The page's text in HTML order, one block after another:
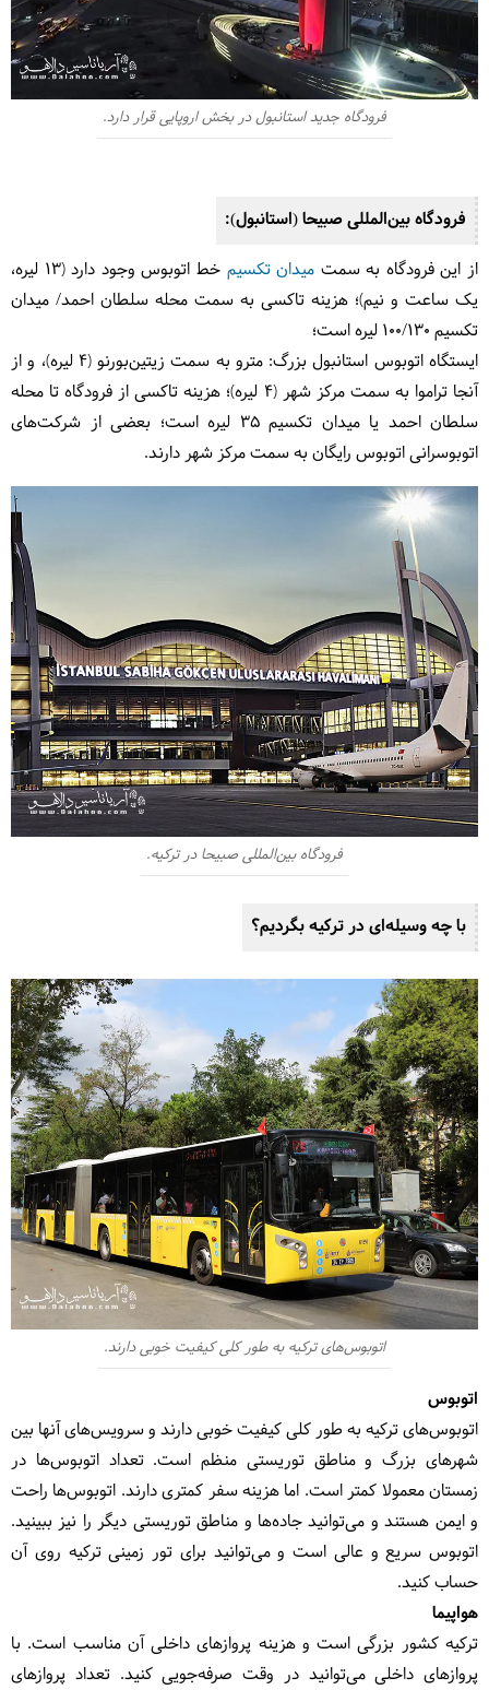
فرودگاه جدید استانبول در بخش اروپایی قرار دارد.
فرودگاه بین‌المللی صبیحا (استانبول):
از این فرودگاه به سمت میدان تکسیم
خط اتوبوس وجود دارد (13 لیره،
یک ساعت و نیم)؛ هزینه تاکسی به سمت محله سلطان احمد/ میدان
تکسیم 100/130 لیره است؛
ایستگاه اتوبوس استانبول بزرگ: مترو به سمت زیتین‌بورنو (4 لیره)، و از
آنجا تراموا به سمت مرکز شهر (4 لیره)؛ هزینه تاکسی از فرودگاه تا محله
سلطان احمد یا میدان تکسیم 35 لیره است؛ بعضی از شرکت‌های
اتوبوسرانی اتوبوس رایگان به سمت مرکز شهر دارند.
فرودگاه بین‌المللی صبیحا در ترکیه.
با چه وسیله‌‌‌‌‌ای در ترکیه بگردیم؟
اتوبوس‌های ترکیه به طور کلی کیفیت خوبی دارند.
اتوبوس
اتوبوس‌های ترکیه به طور کلی کیفیت خوبی دارند و سرویس‌های آنها بین
شهرهای بزرگ و مناطق توریستی منظم است. تعداد اتوبوس‌ها در
زمستان معمولا کمتر است. اما هزینه سفر کمتری دارند. اتوبوس‌ها راحت
و ایمن هستند و می‌توانید جاده‌ها و مناطق توریستی دیگر را نیز ببینید.
اتوبوس سریع و عالی است و می‌توانید برای تور زمینی ترکیه روی آن
حساب کنید.
هواپیما
ترکیه کشور بزرگی است و هزینه پروازهای داخلی آن مناسب است. با
پروازهای داخلی می‌توانید در وقت صرفه‌جویی کنید. تعداد پروازهای